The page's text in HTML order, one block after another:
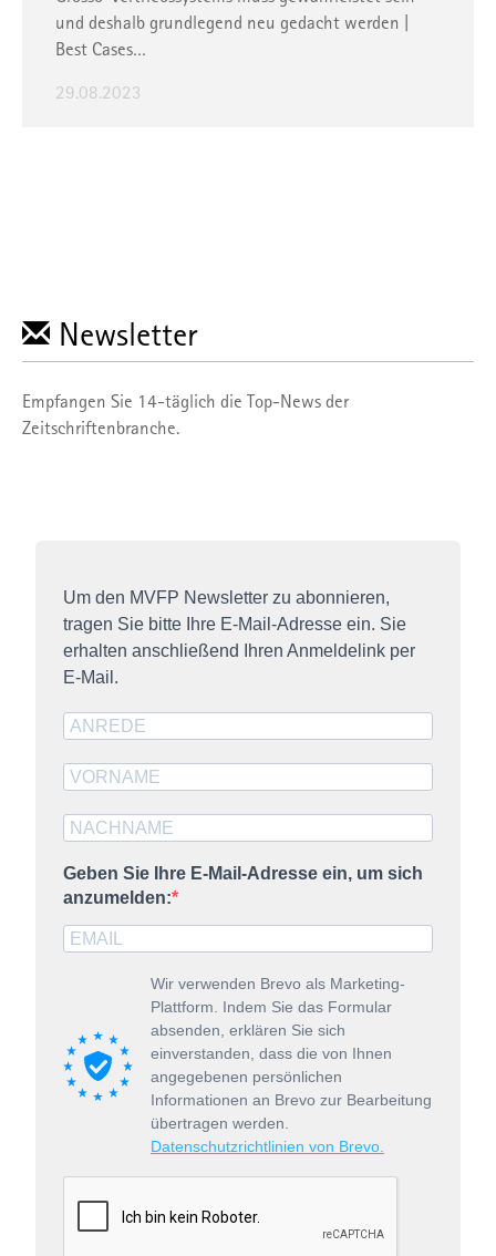
und deshalb grundlegend neu gedacht werden |
Best Cases…
29.08.2023
Newsletter
Empfangen Sie 14-täglich die Top-News der
Zeitschriftenbranche.
Um den MVFP Newsletter zu abonnieren,
tragen Sie bitte Ihre E-Mail-Adresse ein. Sie
erhalten anschließend Ihren Anmeldelink per
E-Mail.
Geben Sie Ihre E-Mail-Adresse ein, um sich
anzumelden:
Wir verwenden Brevo als Marketing-
Plattform. Indem Sie das Formular
absenden, erklären Sie sich
einverstanden, dass die von Ihnen
angegebenen persönlichen
Informationen an Brevo zur Bearbeitung
übertragen werden.
Datenschutzrichtlinien von Brevo.